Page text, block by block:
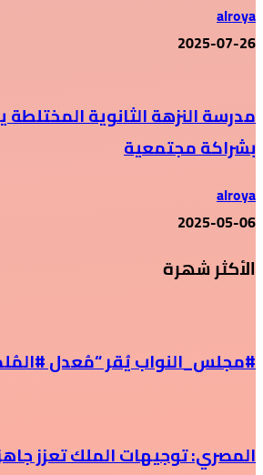
alroya
2025-07-26
مدرسة النزهة الثانوية
بشراكة مجتمعية
alroya
2025-05-06
الأكثر شهرة
#مجلس_النواب يُقر “مُعدل
المصري: توجيهات الملك تعزز